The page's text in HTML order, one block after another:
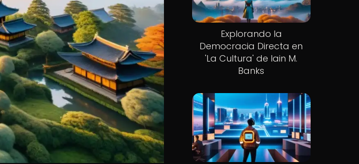
Explorando la
Democracia Directa en
'La Cultura' de Iain M.
Banks